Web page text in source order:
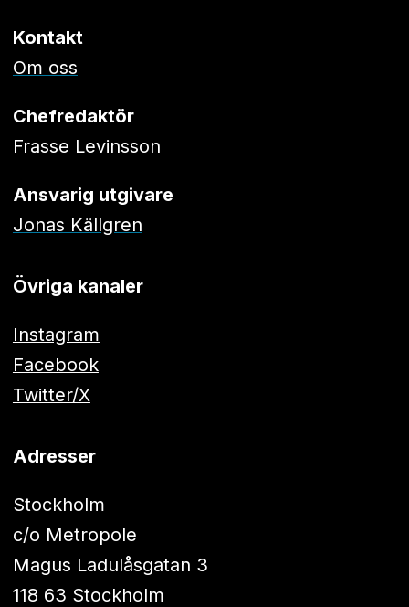
Kontakt
Om oss
Chefredaktör
Frasse Levinsson
Ansvarig utgivare
Jonas Källgren
Övriga kanaler
Instagram
Facebook
Twitter/X
Adresser
Stockholm
c/o Metropole
Magus Ladulåsgatan 3
118 63 Stockholm